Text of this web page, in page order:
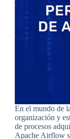
En el mundo de
organización y
de procesos
Apache Airflow